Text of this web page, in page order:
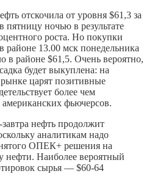
отскочила от уровня $61,3 за
пятницу ночью в результате
роста. Но покупки
районе 13.00 мск понедельника
в районе $61,5. Очень вероятно,
будет выкуплена: на
царят позитивные
более чем
фьючерсов.
нефть продолжит
аналитикам надо
ОПЕК+ решения на
нефти. Наиболее вероятный
сырья — $60-64